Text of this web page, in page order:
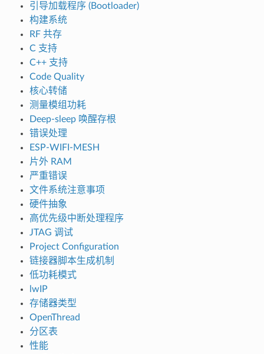
引导加载程序 (Bootloader)
构建系统
RF 共存
C 支持
C++ 支持
Code Quality
核心转储
测量模组功耗
Deep-sleep 唤醒存根
错误处理
ESP-WIFI-MESH
片外 RAM
严重错误
文件系统注意事项
硬件抽象
高优先级中断处理程序
JTAG 调试
Project Configuration
链接器脚本生成机制
低功耗模式
lwIP
存储器类型
OpenThread
分区表
性能